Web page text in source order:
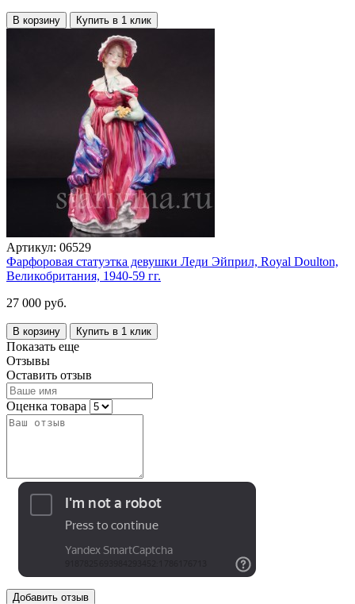
В корзину Купить в 1 клик
Артикул: 06529
Фарфоровая статуэтка девушки Леди Эйприл, Royal Doulton,
Великобритания, 1940-59 гг.
27 000 руб.
В корзину Купить в 1 клик
Показать еще
Отзывы
Оставить отзыв
Оценка товара
Добавить отзыв